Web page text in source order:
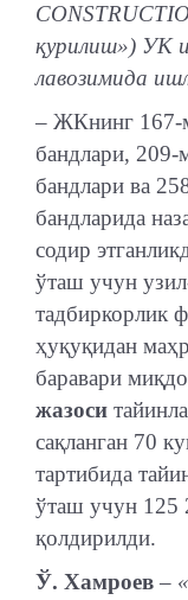
қурилиш») УК
лавозимида
– ЖКнинг 167-
бандлари, 209-
бандлари ва
бандларида
содир
ўташ учун
тадбиркорлик
ҳуқуқидан
баравари
жазоси
сақланган 70
тартибида
ўташ учун 125
қолдирилди.
Ў. Хамроев –